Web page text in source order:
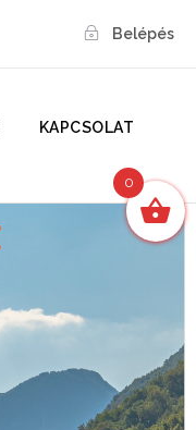
Belépés
KAPCSOLAT
0